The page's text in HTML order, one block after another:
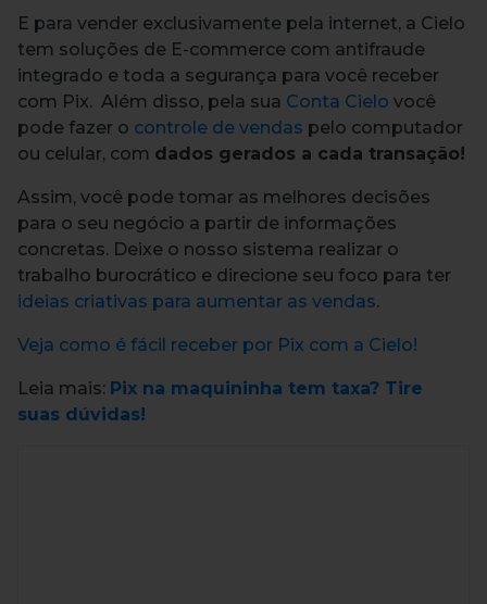
E para vender exclusivamente pela internet, a Cielo
tem soluções de E-commerce com antifraude
integrado e toda a segurança para você receber
com Pix. Além disso, pela sua Conta Cielo você
pode fazer o controle de vendas pelo computador
ou celular, com dados gerados a cada transação!
Assim, você pode tomar as melhores decisões
para o seu negócio a partir de informações
concretas. Deixe o nosso sistema realizar o
trabalho burocrático e direcione seu foco para ter
ideias criativas para aumentar as vendas.
Veja como é fácil receber por Pix com a Cielo!
Leia mais: Pix na maquininha tem taxa? Tire
suas dúvidas!